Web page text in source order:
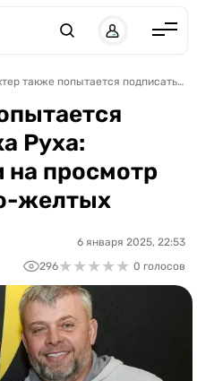
Испания
Германия
Италия
Франция
ЛЧ
ЛЕ
ЧЕ-2028
Букмекеры
Шахтер также попытается подписать игрока Руха: «горняки» взяли на просмотр бразильца черно-желтых
Руха:
на просмотр
желтых
6 января 2025, 22:53
296★★★★★
★★★★★ 0 голосов